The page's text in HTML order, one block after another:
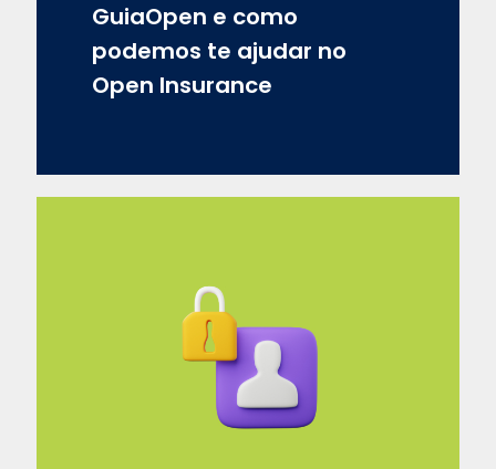
GuiaOpen e como
podemos te ajudar no
Open Insurance